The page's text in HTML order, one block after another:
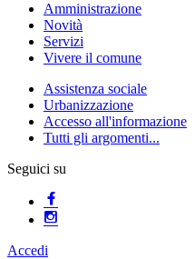
Amministrazione
Novità
Servizi
Vivere il comune
Assistenza sociale
Urbanizzazione
Accesso all'informazione
Tutti gli argomenti...
Seguici su
Accedi